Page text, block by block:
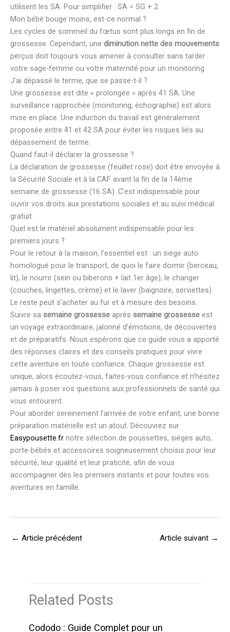
utilisent les SA. Pour simplifier : SA = SG + 2.
Mon bébé bouge moins, est-ce normal ?
Les cycles de sommeil du fœtus sont plus longs en fin de
grossesse. Cependant, une diminution nette des mouvements
perçus doit toujours vous amener à consulter sans tarder
votre sage-femme ou votre maternité pour un monitoring.
J’ai dépassé le terme, que se passe-t-il ?
Une grossesse est dite « prolongée » après 41 SA. Une
surveillance rapprochée (monitoring, échographie) est alors
mise en place. Une induction du travail est généralement
proposée entre 41 et 42 SA pour éviter les risques liés au
dépassement de terme.
Quand faut-il déclarer la grossesse ?
La déclaration de grossesse (feuillet rose) doit être envoyée à
la Sécurité Sociale et à la CAF avant la fin de la 14ème
semaine de grossesse (16 SA). C’est indispensable pour
ouvrir vos droits aux prestations sociales et au suivi médical
gratuit.
Quel est le matériel absolument indispensable pour les
premiers jours ?
Pour le retour à la maison, l’essentiel est : un siège auto
homologué pour le transport, de quoi le faire dormir (berceau,
lit), le nourrir (sein ou biberons + lait 1er âge), le changer
(couches, lingettes, crème) et le laver (baignoire, serviettes).
Le reste peut s’acheter au fur et à mesure des besoins.
Suivre sa semaine grossesse après semaine grossesse est
un voyage extraordinaire, jalonné d’émotions, de découvertes
et de préparatifs. Nous espérons que ce guide vous a apporté
des réponses claires et des conseils pratiques pour vivre
cette aventure en toute confiance. Chaque grossesse est
unique, alors écoutez-vous, faites-vous confiance et n’hésitez
jamais à poser vos questions aux professionnels de santé qui
vous entourent.
Pour aborder sereinement l’arrivée de votre enfant, une bonne
préparation matérielle est un atout. Découvrez sur
Easypousette.fr notre sélection de poussettes, sièges auto,
porte-bébés et accessoires soigneusement choisis pour leur
sécurité, leur qualité et leur praticité, afin de vous
accompagner dès les premiers instants et pour toutes vos
aventures en famille.
← Article précédent Article suivant →
Related Posts
Cododo : Guide Complet pour un